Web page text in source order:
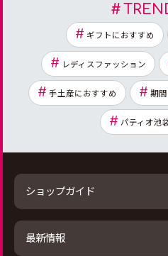
ギフトにおすすめ
レディスファッション
手土産におすすめ 期
パティオ池
ショップガイド
最新情報